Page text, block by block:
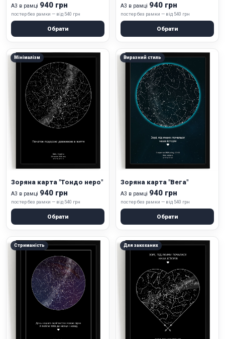
А3 в рамці 940 грн
постер без рамки — від 540 грн
Обрати
А3 в рамці 940 грн
постер без рамки — від 540 грн
Обрати
Мінімалізм
Зоряна карта "Тондо неро"
А3 в рамці 940 грн
постер без рамки — від 540 грн
Обрати
Виразний стиль
Зоряна карта "Вега"
А3 в рамці 940 грн
постер без рамки — від 540 грн
Обрати
Стриманість Для закоханих